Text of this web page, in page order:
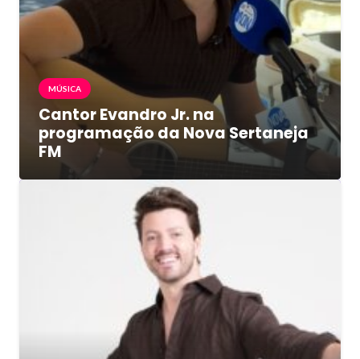
MÚSICA
Cantor Evandro Jr. na
programação da Nova Sertaneja
FM